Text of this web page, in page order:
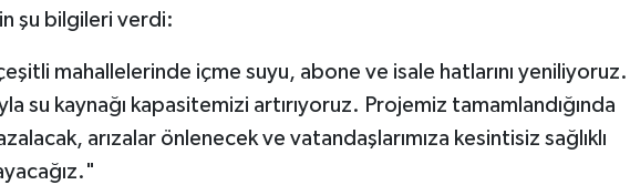
şu bilgileri verdi:
mahallelerinde içme suyu, abone ve isale hatlarını yeniliyoruz.
su kaynağı kapasitemizi artırıyoruz. Projemiz tamamlandığında
arızalar önlenecek ve vatandaşlarımıza kesintisiz sağlıklı